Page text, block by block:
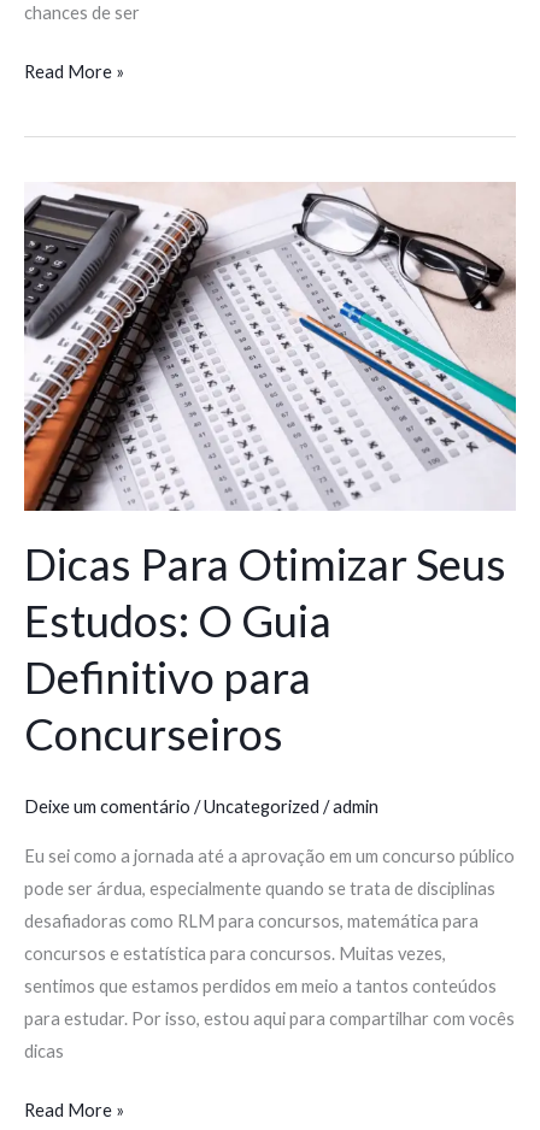
chances de ser
Read More »
Dicas Para Otimizar Seus
Estudos: O Guia
Definitivo para
Concurseiros
Deixe um comentário /Uncategorized /admin
Eu sei como a jornada até a aprovação em um concurso público
pode ser árdua, especialmente quando se trata de disciplinas
desafiadoras como RLM para concursos, matemática para
concursos e estatística para concursos. Muitas vezes,
sentimos que estamos perdidos em meio a tantos conteúdos
para estudar. Por isso, estou aqui para compartilhar com vocês
dicas
Dicas
Para
Otimizar
Seus
Estudos:
Guia
Definitivo
para
Concurseiros
Read More »